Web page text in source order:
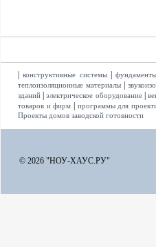
|конструктивные системы|фундаменты
теплоизоляционные материалы|
зданий |электрическое оборудование|
товаров и фирм программы для
Проекты домов заводской готовности
© 2026 "НОУ-ХАУС.РУ"